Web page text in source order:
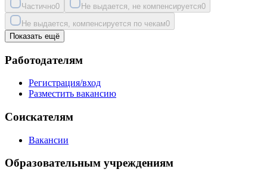
Частично0 Не выдается, не компенсируется0
Не выдается, компенсируется по чекам0
Показать ещё
Работодателям
Регистрация/вход
Разместить вакансию
Соискателям
Вакансии
Образовательным учреждениям